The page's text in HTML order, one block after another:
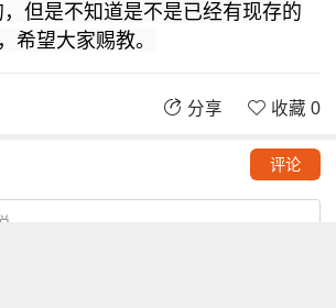
，但是不知道是不是已经有现存的
希望大家赐教。
分享 收藏 0
评论